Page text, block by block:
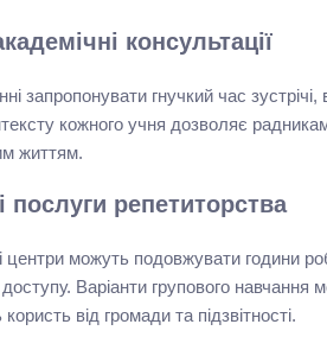
консультації
запропонувати гнучкий час
кожного учня дозволяє
життям.
послуги репетиторства
центри можуть подовжувати години
Варіанти групового
від громади та підзвітності.